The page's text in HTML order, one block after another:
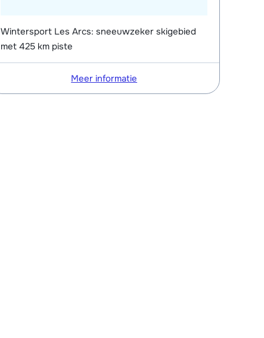
Wintersport Les Arcs: sneeuwzeker skigebied
met 425 km piste
Meer informatie